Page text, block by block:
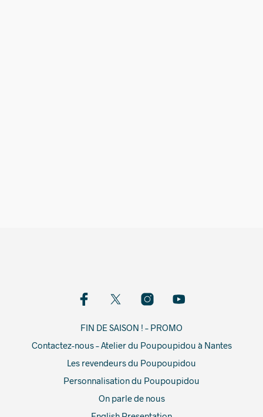
FIN DE SAISON ! – PROMO
Contactez-nous – Atelier du Poupoupidou à Nantes
Les revendeurs du Poupoupidou
Personnalisation du Poupoupidou
On parle de nous